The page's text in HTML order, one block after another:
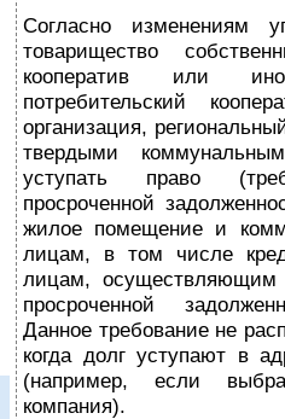
Согласно изменениям
товарищество
кооператив или
потребительский
организация,
твердыми
уступать право
просроченной
жилое помещение и
лицам, в том числе
лицам, осуществляющим
просроченной
Данное требование не
когда долг уступают в
(например, если
компания).